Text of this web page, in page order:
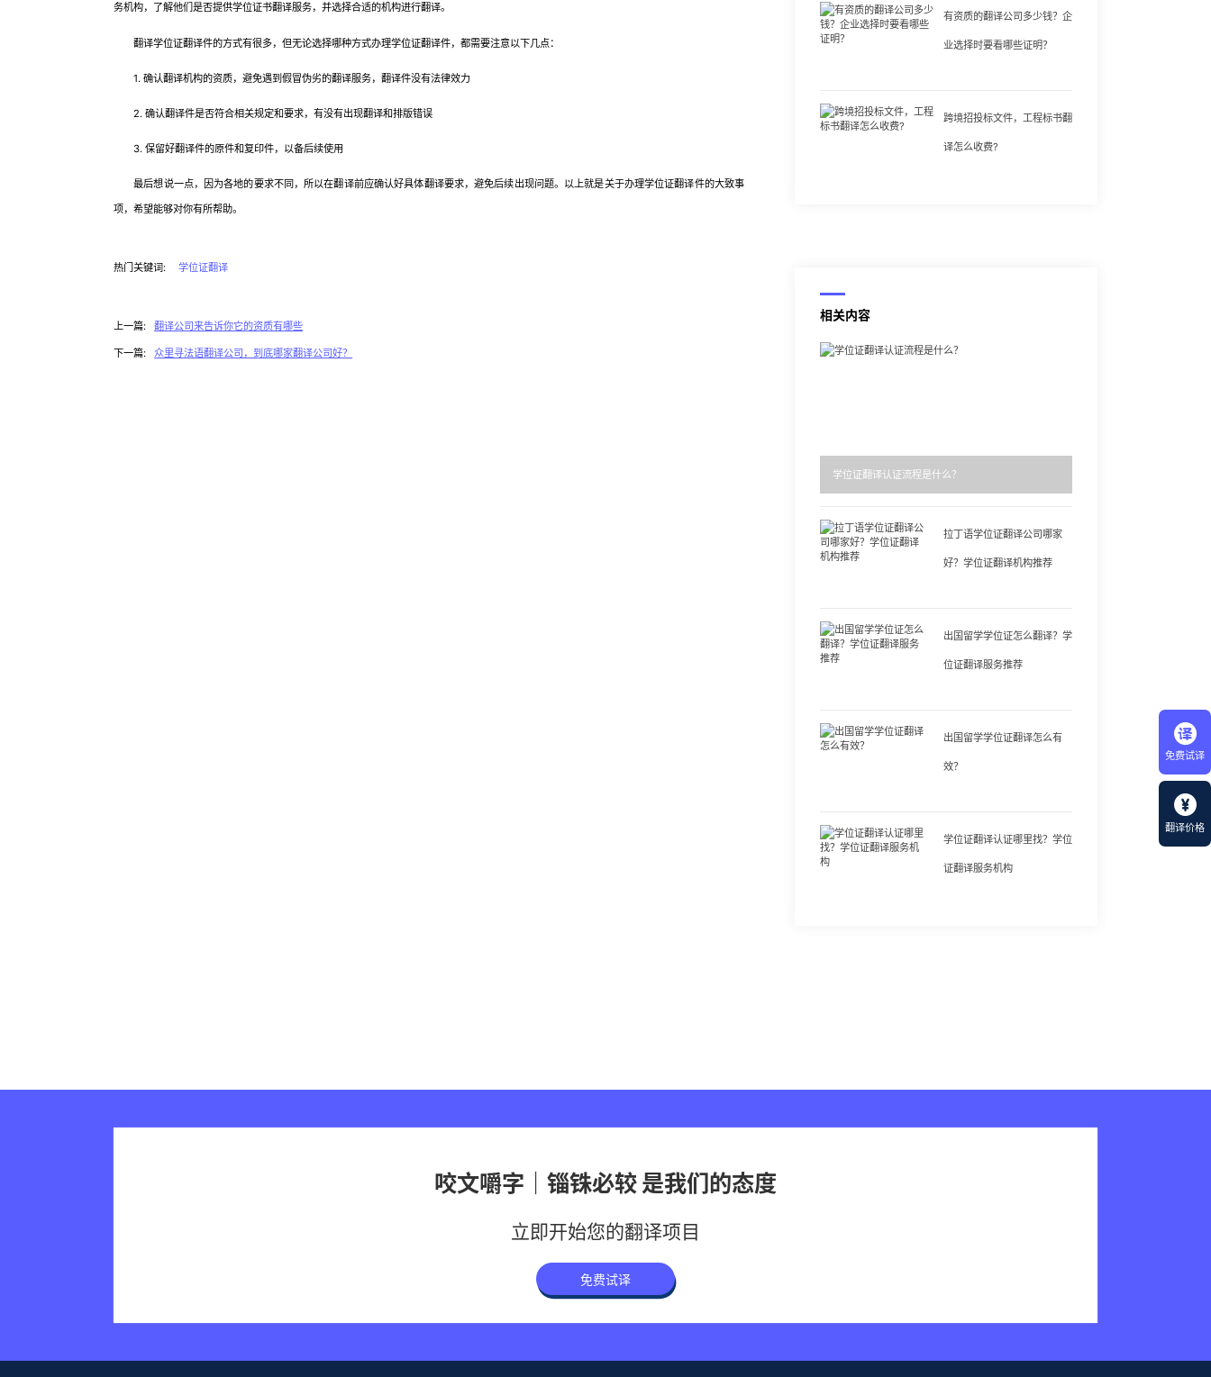
免费试译
翻译价格
务机构，了解他们是否提供学位证书翻译服务，并选择合适的机构进行翻译。
翻译学位证翻译件的方式有很多，但无论选择哪种方式办理学位证翻译件，都需要注意以下几点：
1. 确认翻译机构的资质，避免遇到假冒伪劣的翻译服务，翻译件没有法律效力
2. 确认翻译件是否符合相关规定和要求，有没有出现翻译和排版错误
3. 保留好翻译件的原件和复印件，以备后续使用
最后想说一点，因为各地的要求不同，所以在翻译前应确认好具体翻译要求，避免后续出现问题。以上就是关于办理学位证翻译件的大致事
项，希望能够对你有所帮助。
热门关键词: 学位证翻译
上一篇: 翻译公司来告诉你它的资质有哪些
下一篇: 众里寻法语翻译公司，到底哪家翻译公司好？
有资质的翻译公司多少钱？企
业选择时要看哪些证明？
跨境招投标文件，工程标书翻
译怎么收费?
相关内容
学位证翻译认证流程是什么？
拉丁语学位证翻译公司哪家
好？学位证翻译机构推荐
出国留学学位证怎么翻译？学
位证翻译服务推荐
出国留学学位证翻译怎么有
效？
学位证翻译认证哪里找？学位
证翻译服务机构
咬文嚼字｜锱铢必较 是我们的态度
立即开始您的翻译项目
免费试译